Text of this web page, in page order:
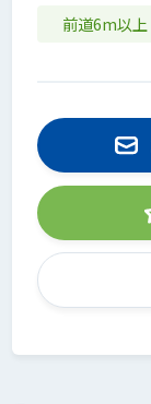
前道6m以上